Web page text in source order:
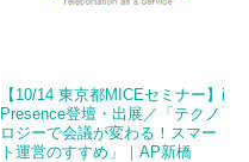
【10/14 東京都MICEセミナー】i
Presence登壇・出展／「テクノ
ロジーで会議が変わる！スマー
ト運営のすすめ」｜AP新橋